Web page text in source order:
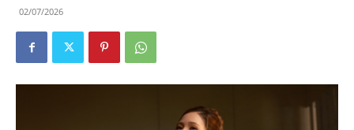
02/07/2026